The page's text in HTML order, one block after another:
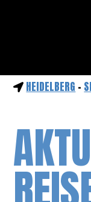
HEIDELBERG -